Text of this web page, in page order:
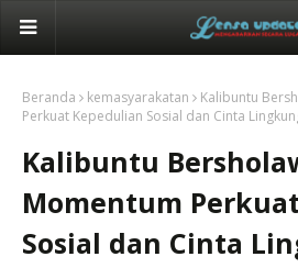
Beranda kemasyarakatan
Kalibuntu
Perkuat Kepedulian Sosial dan Cinta
Kalibuntu
Momentum
Sosial dan Cinta